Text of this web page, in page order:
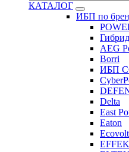
КАТАЛОГ
ИБП по
AEG
Borri
ИБП
Delta
East
Eaton
Ecovolt